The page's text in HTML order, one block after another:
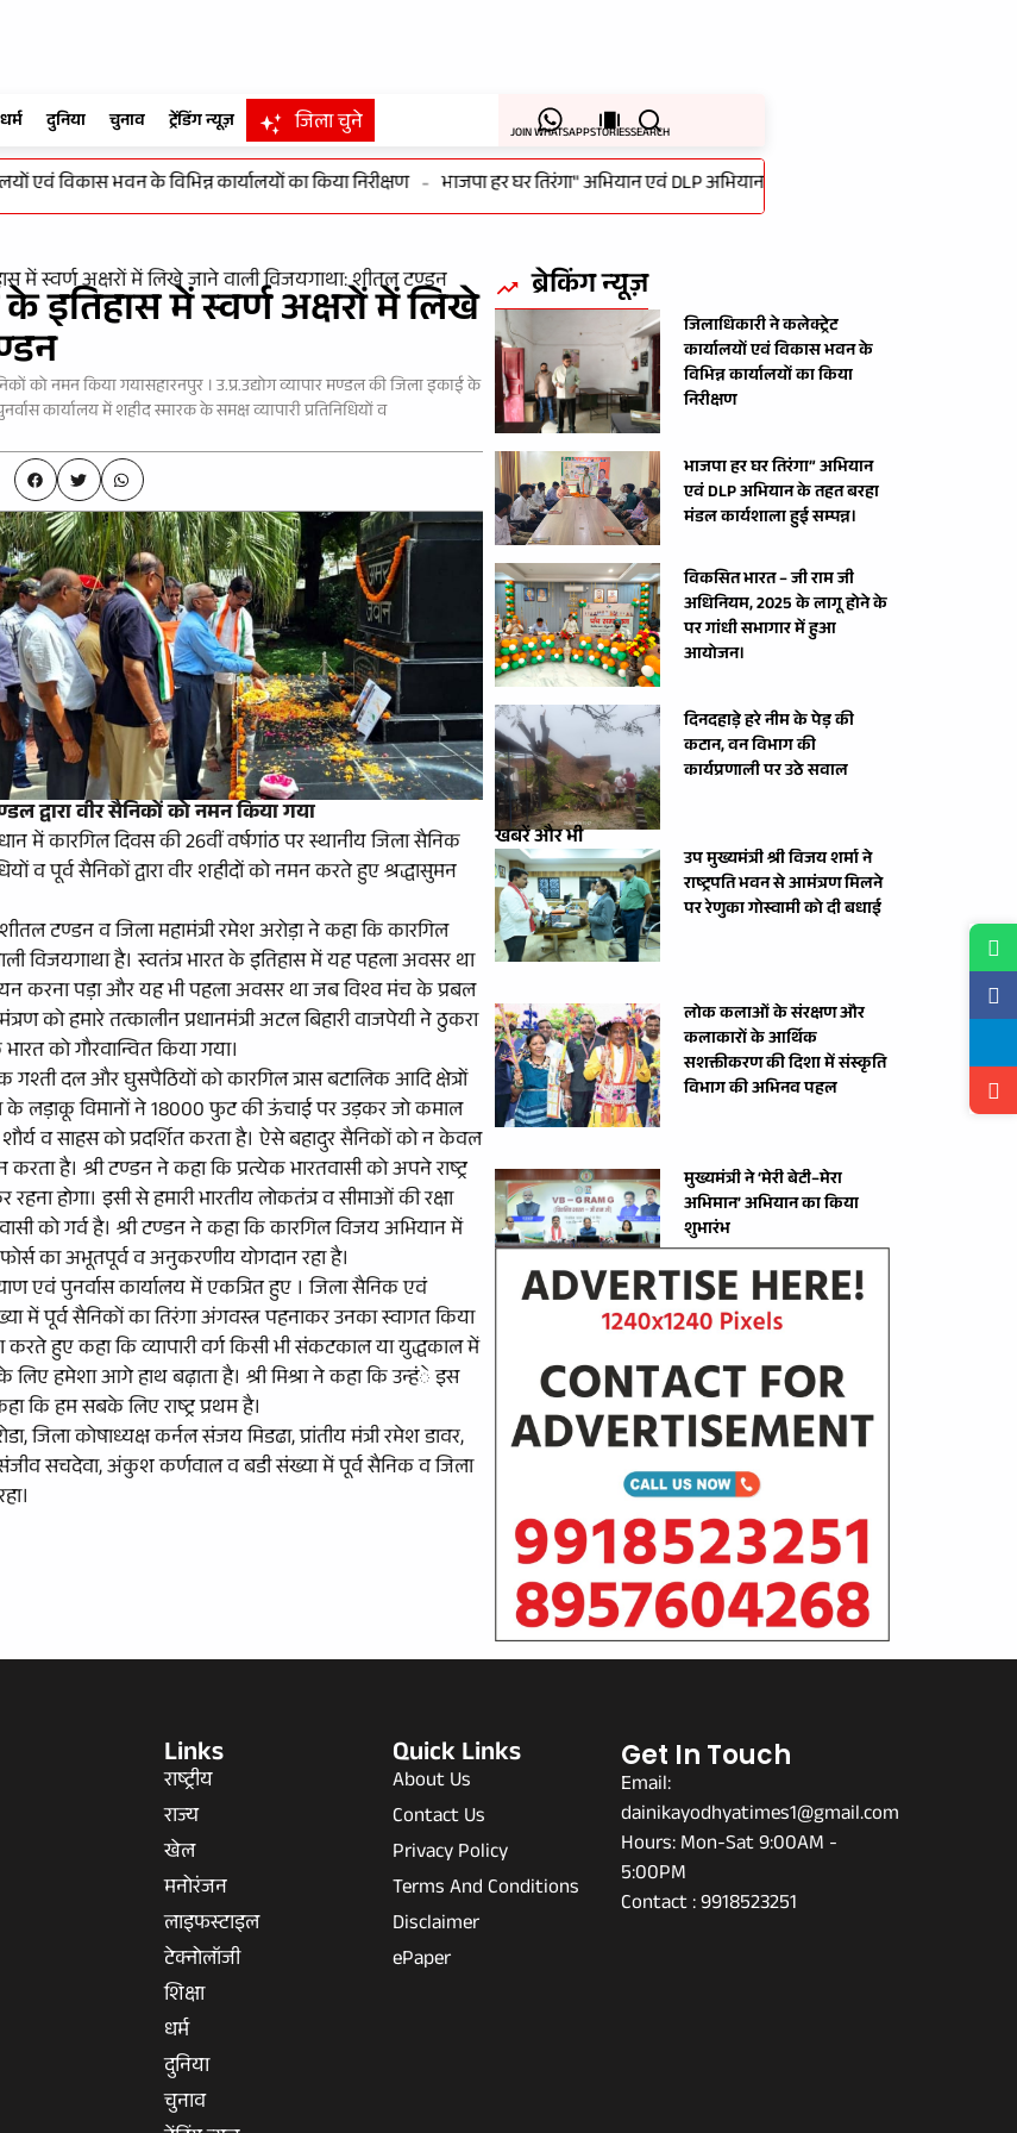
धर्म दुनिया चुनाव ट्रेंडिंग न्यूज़ जिला चुने JOIN WHATSAPPSTORIESSEARCH
एवं विकास भवन के विभिन्न कार्यालयों का किया निरीक्षण - भाजपा हर घर तिरंगा" अभियान एवं DLP अभियान के तहत बरहा मंडल कार्यशाला हुई
में स्वर्ण अक्षरों में लिखे जाने वाली विजयगाथा: शीतल टण्डन
इतिहास में स्वर्ण अक्षरों में लिखे
को नमन किया गयासहारनपुर । उ.प्र.उद्योग व्यापार मण्डल की जिला इकाई के
कार्यालय में शहीद स्मारक के समक्ष व्यापारी प्रतिनिधियों व
द्वारा वीर सैनिकों को नमन किया गया
में कारगिल दिवस की 26वीं वर्षगांठ पर स्थानीय जिला सैनिक
व पूर्व सैनिकों द्वारा वीर शहीदों को नमन करते हुए श्रद्धासुमन
टण्डन व जिला महामंत्री रमेश अरोड़ा ने कहा कि कारगिल
विजयगाथा है। स्वतंत्र भारत के इतिहास में यह पहला अवसर था
करना पड़ा और यह भी पहला अवसर था जब विश्व मंच के प्रबल
को हमारे तत्कालीन प्रधानमंत्री अटल बिहारी वाजपेयी ने ठुकरा
को गौरवान्वित किया गया।
दल और घुसपैठियों को कारगिल त्रास बटालिक आदि क्षेत्रों
के लड़ाकू विमानों ने 18000 फुट की ऊंचाई पर उड़कर जो कमाल
व साहस को प्रदर्शित करता है। ऐसे बहादुर सैनिकों को न केवल
है। श्री टण्डन ने कहा कि प्रत्येक भारतवासी को अपने राष्ट्र
होगा। इसी से हमारी भारतीय लोकतंत्र व सीमाओं की रक्षा
को गर्व है। श्री टण्डन ने कहा कि कारगिल विजय अभियान में
का अभूतपूर्व व अनुकरणीय योगदान रहा है।
एवं पुनर्वास कार्यालय में एकत्रित हुए । जिला सैनिक एवं
में पूर्व सैनिकों का तिरंगा अंगवस्त्र पहनाकर उनका स्वागत किया
करते हुए कहा कि व्यापारी वर्ग किसी भी संकटकाल या युद्धकाल में
हमेशा आगे हाथ बढ़ाता है। श्री मिश्रा ने कहा कि उन्हंे इस
कि हम सबके लिए राष्ट्र प्रथम है।
जिला कोषाध्यक्ष कर्नल संजय मिडढा, प्रांतीय मंत्री रमेश डावर,
संजीव सचदेवा, अंकुश कर्णवाल व बडी संख्या में पूर्व सैनिक व जिला
ब्रेकिंग न्यूज़
जिलाधिकारी ने कलेक्ट्रेट
कार्यालयों एवं विकास भवन के
विभिन्न कार्यालयों का किया
निरीक्षण
भाजपा हर घर तिरंगा” अभियान
एवं DLP अभियान के तहत बरहा
मंडल कार्यशाला हुई सम्पन्न।
विकसित भारत – जी राम जी
अधिनियम, 2025 के लागू होने के
पर गांधी सभागार में हुआ
आयोजन।
दिनदहाड़े हरे नीम के पेड़ की
कटान, वन विभाग की
कार्यप्रणाली पर उठे सवाल
खबरें और भी
उप मुख्यमंत्री श्री विजय शर्मा ने
राष्ट्रपति भवन से आमंत्रण मिलने
पर रेणुका गोस्वामी को दी बधाई
लोक कलाओं के संरक्षण और
कलाकारों के आर्थिक
सशक्तीकरण की दिशा में संस्कृति
विभाग की अभिनव पहल
मुख्यमंत्री ने ‘मेरी बेटी–मेरा
अभिमान’ अभियान का किया
शुभारंभ
Links
राष्ट्रीय
राज्य
खेल
मनोरंजन
लाइफस्टाइल
टेक्नोलॉजी
शिक्षा
धर्म
दुनिया
चुनाव
Quick Links
About Us
Contact Us
Privacy Policy
Terms And Conditions
Disclaimer
ePaper
Get In Touch
Email:
dainikayodhyatimes1@gmail.com
Hours: Mon-Sat 9:00AM -
5:00PM
Contact : 9918523251